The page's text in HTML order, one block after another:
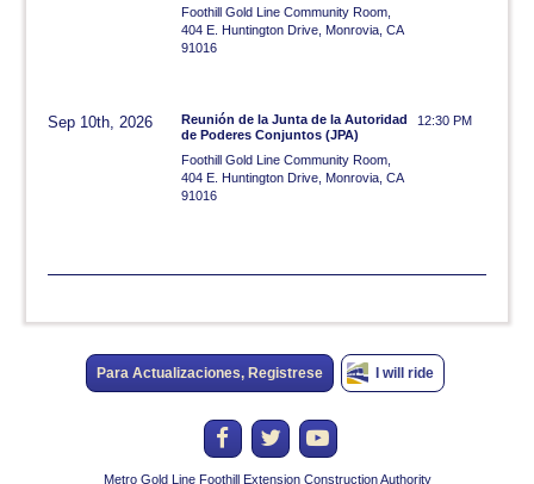
Foothill Gold Line Community Room,
404 E. Huntington Drive, Monrovia, CA
91016
Sep 10th, 2026
Reunión de la Junta de la Autoridad
de Poderes Conjuntos (JPA)
Foothill Gold Line Community Room,
404 E. Huntington Drive, Monrovia, CA
91016
12:30 PM
Para Actualizaciones, Registrese I will ride
Metro Gold Line Foothill Extension Construction Authority